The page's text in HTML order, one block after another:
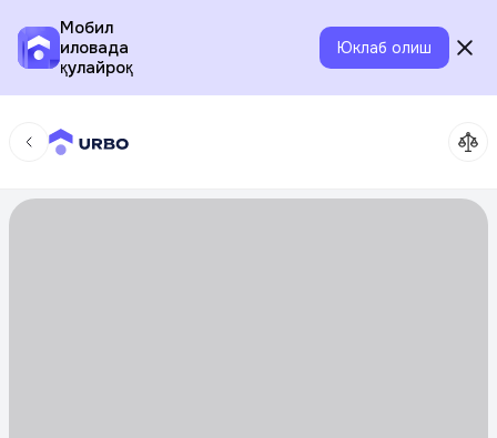
Мобил
иловада
қулайроқ
Юклаб олиш